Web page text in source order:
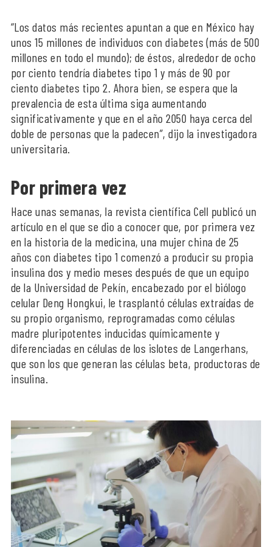
“Los datos más recientes apuntan a que en México hay
unos 15 millones de individuos con diabetes (más de 500
millones en todo el mundo); de éstos, alrededor de ocho
por ciento tendría diabetes tipo 1 y más de 90 por
ciento diabetes tipo 2. Ahora bien, se espera que la
prevalencia de esta última siga aumentando
significativamente y que en el año 2050 haya cerca del
doble de personas que la padecen”, dijo la investigadora
universitaria.
Por primera vez
Hace unas semanas, la revista científica Cell publicó un
artículo en el que se dio a conocer que, por primera vez
en la historia de la medicina, una mujer china de 25
años con diabetes tipo 1 comenzó a producir su propia
insulina dos y medio meses después de que un equipo
de la Universidad de Pekín, encabezado por el biólogo
celular Deng Hongkui, le trasplantó células extraídas de
su propio organismo, reprogramadas como células
madre pluripotentes inducidas químicamente y
diferenciadas en células de los islotes de Langerhans,
que son los que generan las células beta, productoras de
insulina.